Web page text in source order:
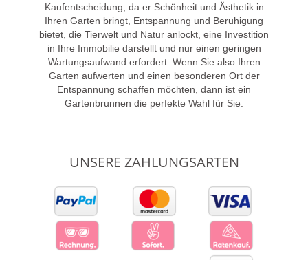
Kaufentscheidung, da er Schönheit und Ästhetik in
Ihren Garten bringt, Entspannung und Beruhigung
bietet, die Tierwelt und Natur anlockt, eine Investition
in Ihre Immobilie darstellt und nur einen geringen
Wartungsaufwand erfordert. Wenn Sie also Ihren
Garten aufwerten und einen besonderen Ort der
Entspannung schaffen möchten, dann ist ein
Gartenbrunnen die perfekte Wahl für Sie.
UNSERE ZAHLUNGSARTEN